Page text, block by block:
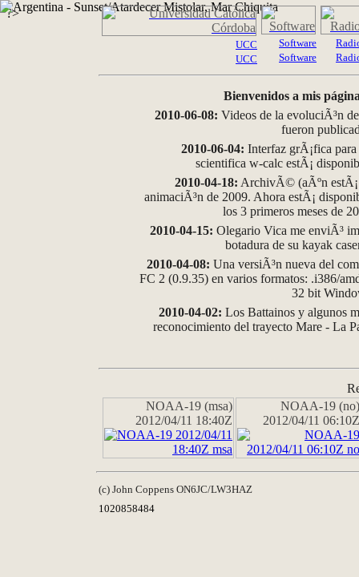
?>
UCC
UCC
Software
Software
Bienvenidos a mis
2010-06-08: Videos de la evoluciÃ³n
fueron
2010-06-04: Interfaz grÃ¡fica
scientifica w-calc estÃ¡
2010-04-18: ArchivÃ© (aÃºn
animaciÃ³n de 2009. Ahora estÃ¡
los 3 primeros meses de
2010-04-15: Olegario Vica me enviÃ³
botadura de su kayak
2010-04-08: Una versiÃ³n nueva del
FC 2 (0.9.35) en varios formatos: .i386/
32 bit
2010-04-02: Los Battainos y algunos
reconocimiento del trayecto Mare - La
NOAA-19 (msa)
2012/04/11 18:40Z
NOAA-19 (no)
2012/04/11 06:10Z
(c) John Coppens ON6JC/LW3HAZ
1020858484